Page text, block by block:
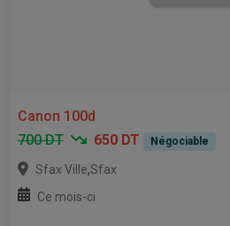
Canon 100d
700 DT
650 DT Négociable
Sfax Ville,Sfax
Ce mois-ci